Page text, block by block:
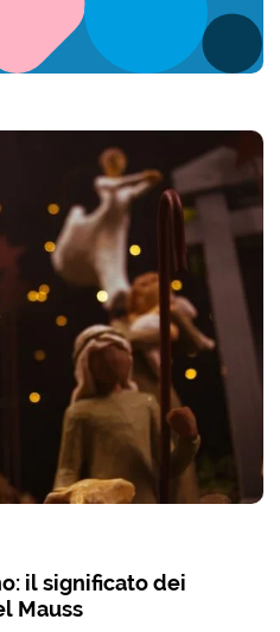
il significato dei
Mauss